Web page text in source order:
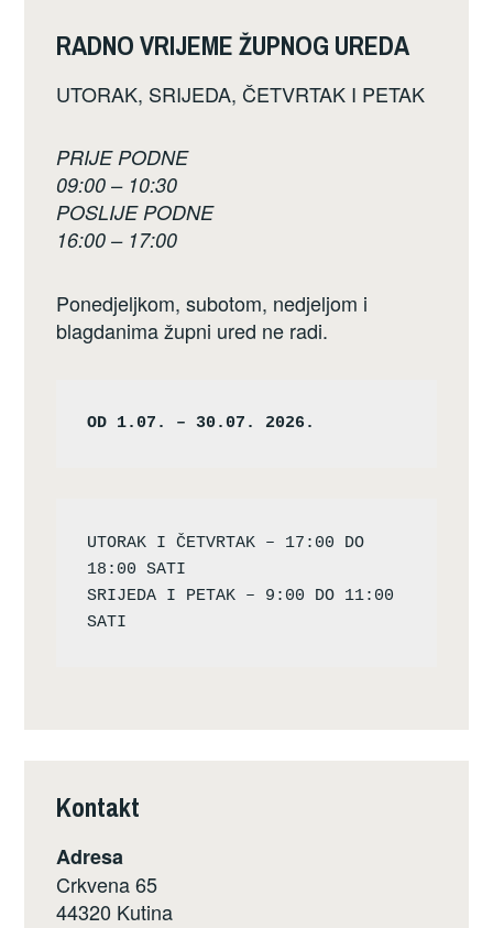
RADNO VRIJEME ŽUPNOG UREDA
UTORAK, SRIJEDA, ČETVRTAK I PETAK
PRIJE PODNE
09:00 – 10:30
POSLIJE PODNE
16:00 – 17:00
Ponedjeljkom, subotom, nedjeljom i
blagdanima župni ured ne radi.
OD 1.07. – 30.07. 2026.
UTORAK I ČETVRTAK – 17:00 DO
18:00 SATI
SRIJEDA I PETAK – 9:00 DO 11:00
Kontakt
Adresa
Crkvena 65
44320 Kutina